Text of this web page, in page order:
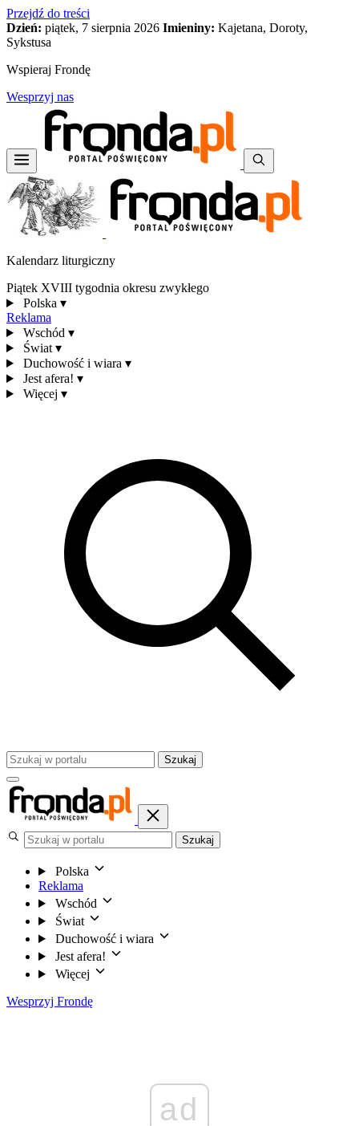
Przejdź do treści
Dzień: piątek, 7 sierpnia 2026 Imieniny: Kajetana, Doroty,
Sykstusa
Wspieraj Frondę
Wesprzyj nas
Kalendarz liturgiczny
Piątek XVIII tygodnia okresu zwykłego
Polska ▾
Reklama
Wschód ▾
Świat ▾
Duchowość i wiara ▾
Jest afera! ▾
Więcej ▾
Szukaj
Szukaj
Polska
Reklama
Wschód
Świat
Duchowość i wiara
Jest afera!
Więcej
Wesprzyj Frondę
ad